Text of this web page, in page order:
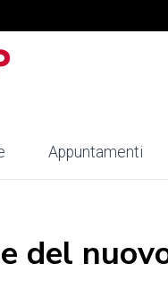
Appuntamenti
del